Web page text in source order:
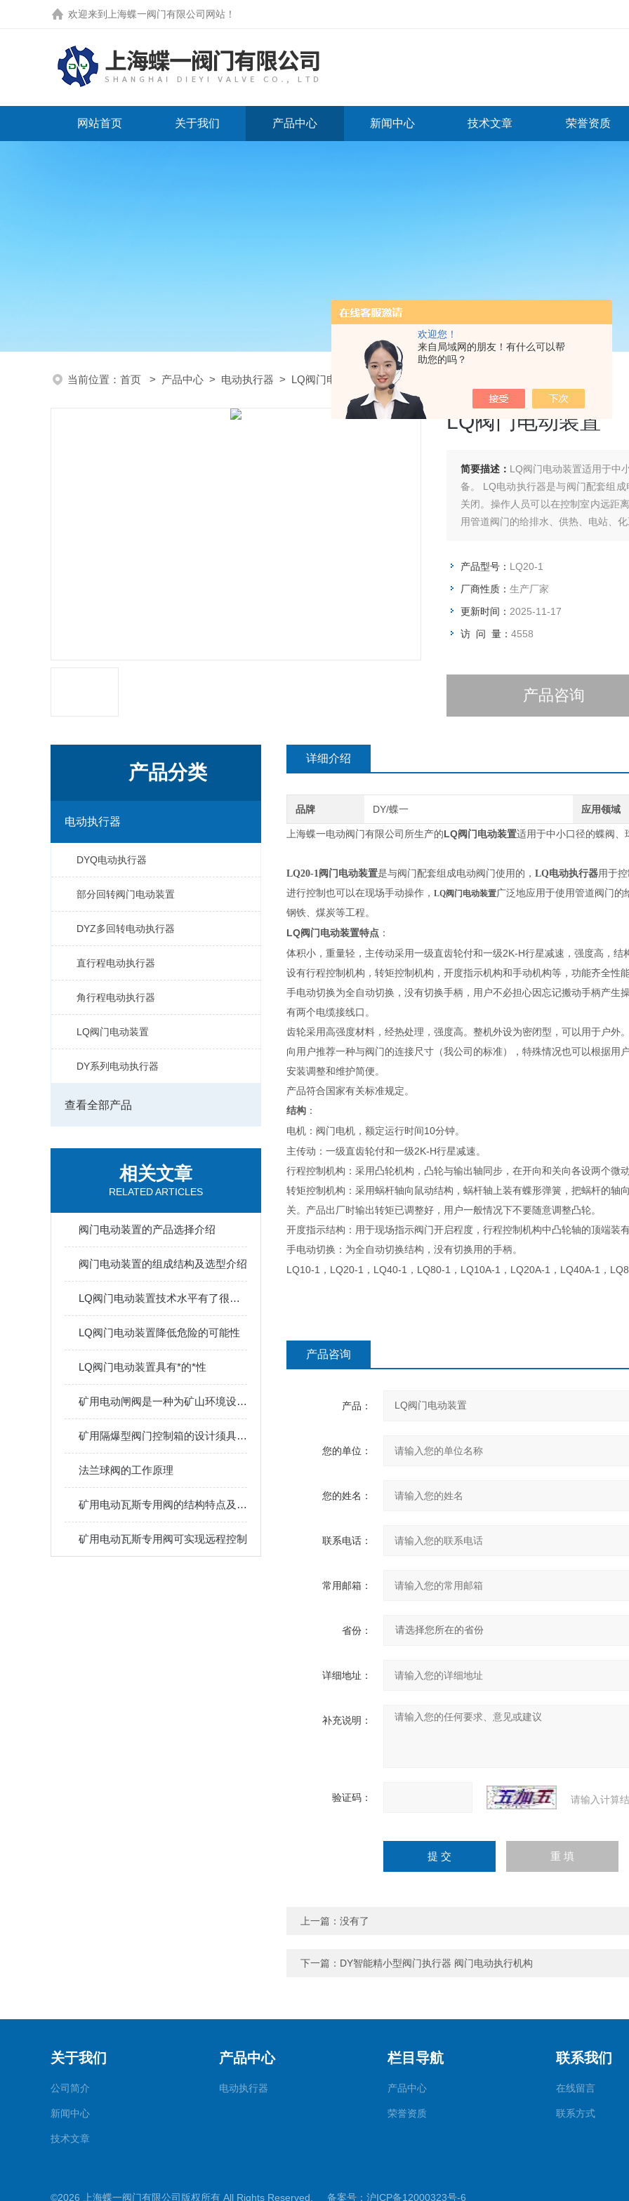
欢迎您！
来自局域网的朋友！有什么可以帮
助您的吗？
欢迎来到 上海蝶一阀门有限公司网站 ！
网站首页 关于我们 产品中心 新闻中心 技术文章 荣誉资质
当前位置： 首页 > 产品中心 > 电动执行器 > LQ阀门电动装置 > LQ20-1LQ阀门电动装置
LQ阀门电动装置
简要描述： LQ阀门电动装置适用于中
备。 LQ电动执行器是与阀门配套组成电动阀门使用的，LQ20-1电动装置用于控制阀门的开启和
关闭。操作人员可以在控制室内远距
用管道阀门的给排水、供热、电站、
产品型号： LQ20-1
厂商性质： 生产厂家
更新时间： 2025-11-17
访 问 量： 4558
产品咨询
产品分类
电动执行器
DYQ电动执行器
部分回转阀门电动装置
DYZ多回转电动执行器
直行程电动执行器
角行程电动执行器
LQ阀门电动装置
DY系列电动执行器
查看全部产品
相关文章
RELATED ARTICLES
阀门电动装置的产品选择介绍
阀门电动装置的组成结构及选型介绍
LQ阀门电动装置技术水平有了很大的提高
LQ阀门电动装置降低危险的可能性
LQ阀门电动装置具有*的*性
矿用电动闸阀是一种为矿山环境设计的电动阀门
矿用隔爆型阀门控制箱的设计须具备高度的可靠性
法兰球阀的工作原理
矿用电动瓦斯专用阀的结构特点及功能特性
矿用电动瓦斯专用阀可实现远程控制
详细介绍
品牌 DY/蝶一 应用领域
上海蝶一电动阀门有限公司所生产的LQ阀门电动装置适用于中小口径的蝶阀、
LQ20-1阀门电动装置是与阀门配套组成电动阀门使用的， LQ电动执行器用于
进行控制也可以在现场手动操作， LQ阀门电动装置广泛地应用于使用管道阀门
钢铁、煤炭等工程。
LQ阀门电动装置特点 ：
体积小，重量轻，主传动采用一级直齿轮付和一级2K-H行星减速，强度高，结
设有行程控制机构，转矩控制机构，开度指示机构和手动机构等，功能齐全性
手电动切换为全自动切换，没有切换手柄，用户不必担心因忘记搬动手柄产生
有两个电缆接线口。
齿轮采用高强度材料，经热处理，强度高。整机外设为密闭型，可以用于户外
向用户推荐一种与阀门的连接尺寸（我公司的标准），特殊情况也可以根据用
安装调整和维护简便。
产品符合国家有关标准规定。
结构 ：
电机：阀门电机，额定运行时间 10分钟。
主传动：一级直齿轮付和一级2K-H行星减速。
行程控制机构：采用凸轮机构，凸轮与输出轴同步，在开向和关向各设两个微
转矩控制机构：采用蜗杆轴向鼠动结构，蜗杆轴上装有蝶形弹簧，把蜗杆的轴
关。产品出厂时输出转矩已调整好，用户一般情况下不要随意调整凸轮。
开度指示结构：用于现场指示阀门开启程度，行程控制机构中凸轮轴的顶端装
手电动切换：为全自动切换结构，没有切换用的手柄。
LQ10-1 ， LQ20-1 ， LQ40-1 ， LQ80-1 ， LQ10A-1 ， LQ20A-1 ， LQ40A-1 ，
产品咨询
产品：
您的单位：
您的姓名：
联系电话：
常用邮箱：
省份：
详细地址：
补充说明：
验证码： 请输入计算
上一篇：没有了
下一篇： DY智能精小型阀门执行器 阀门电动执行机构
关于我们
公司简介
新闻中心
技术文章
产品中心
电动执行器
栏目导航
产品中心
荣誉资质
联系我们
在线留言
联系方式
©2026 上海蝶一阀门有限公司版权所有 All Rights Reserved. 备案号：沪ICP备12000323号-6